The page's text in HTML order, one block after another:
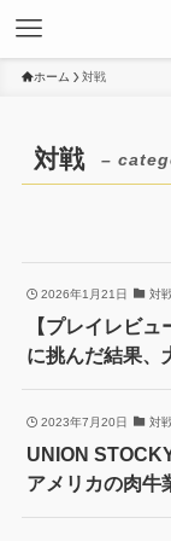
ホーム 対戦
対戦 –
2026年1月21日 対
【プレイレビ
に挑んだ結果、
2023年7月20日 対
UNION
アメリカの肉牛